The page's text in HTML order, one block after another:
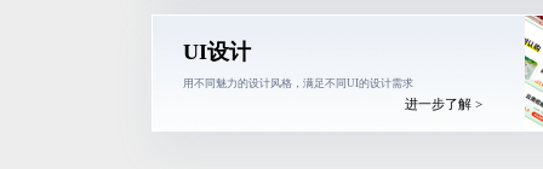
UI设计
用不同魅力的设计风格，满足不同UI的设计需求
进一步了解 >